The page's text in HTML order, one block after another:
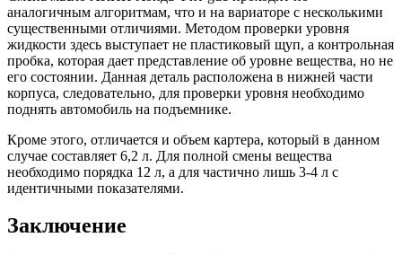
аналогичным алгоритмам, что и на вариаторе с несколькими
существенными отличиями. Методом проверки уровня
жидкости здесь выступает не пластиковый щуп, а контрольная
пробка, которая дает представление об уровне вещества, но не
его состоянии. Данная деталь расположена в нижней части
корпуса, следовательно, для проверки уровня необходимо
поднять автомобиль на подъемнике.
Кроме этого, отличается и объем картера, который в данном
случае составляет 6,2 л. Для полной смены вещества
необходимо порядка 12 л, а для частично лишь 3-4 л с
идентичными показателями.
Заключение